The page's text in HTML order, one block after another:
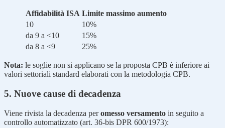
Affidabilità ISA Limite massimo aumento
10
10%
da 9 a <10
15%
da 8 a <9
25%
Nota: le soglie non si applicano se la proposta CPB è inferiore ai
valori settoriali standard elaborati con la metodologia CPB.
5. Nuove cause di decadenza
Viene rivista la decadenza peromesso versamento in seguito a
controllo automatizzato (art. 36-bis DPR 600/1973):